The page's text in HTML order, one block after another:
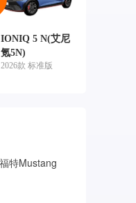
IONIQ 5 N(艾尼
氪5N)
2026款 标准版